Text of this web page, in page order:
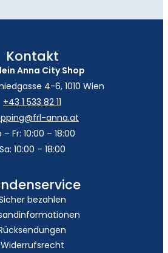
Kontakt
Anna City Shop
4-6, 1010 Wien
+43 1 533 82 11
anna.at
– Fr: 10:00 – 18:00
Sa: 10:00 – 18:00
bezahlen
Widerrufsrecht